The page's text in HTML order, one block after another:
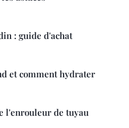
: guide d'achat
et comment hydrater
l'enrouleur de tuyau